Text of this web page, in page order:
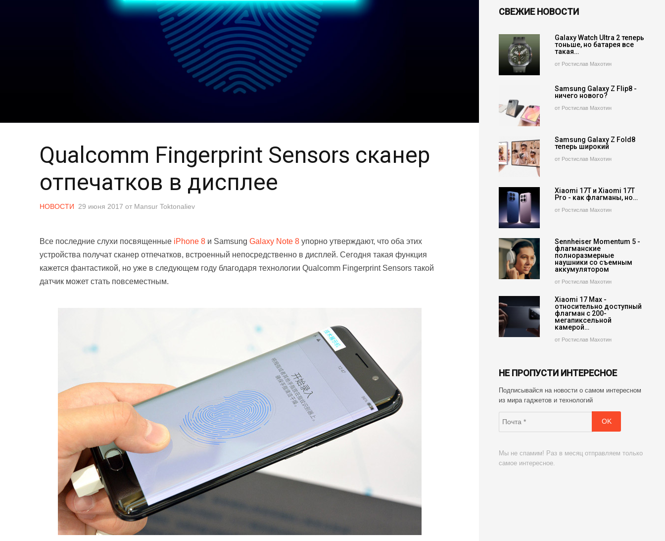
Qualcomm Fingerprint Sensors сканер
отпечатков в дисплее
НОВОСТИ 29 июня 2017 от Mansur Toktonaliev
Все последние слухи посвященные iPhone 8 и Samsung Galaxy Note 8 упорно утверждают, что оба этих
устройства получат сканер отпечатков, встроенный непосредственно в дисплей. Сегодня такая функция
кажется фантастикой, но уже в следующем году благодаря технологии Qualcomm Fingerprint Sensors такой
датчик может стать повсеместным.
СВЕЖИЕ НОВОСТИ
Galaxy Watch Ultra 2 теперь
тоньше, но батарея все
такая…
от Ростислав Махотин
Samsung Galaxy Z Flip8 -
ничего нового?
от Ростислав Махотин
Samsung Galaxy Z Fold8
теперь широкий
от Ростислав Махотин
Xiaomi 17T и Xiaomi 17T
Pro - как флагманы, но…
от Ростислав Махотин
Sennheiser Momentum 5 -
флагманские
полноразмерные
наушники со съемным
аккумулятором
от Ростислав Махотин
Xiaomi 17 Max -
относительно доступный
флагман с 200-
мегапиксельной
камерой…
от Ростислав Махотин
НЕ ПРОПУСТИ ИНТЕРЕСНОЕ
Подписывайся на новости о самом интересном
из мира гаджетов и технологий
Мы не спамим! Раз в месяц отправляем только
самое интересное.